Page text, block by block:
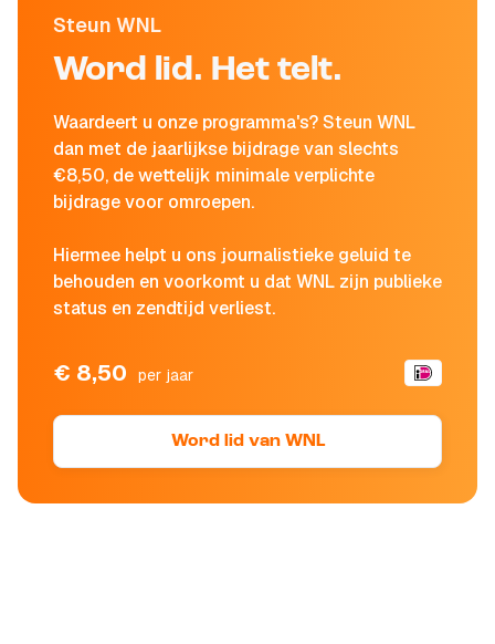
Steun WNL
Word lid. Het telt.
Waardeert u onze programma's? Steun WNL
dan met de jaarlijkse bijdrage van slechts
€8,50, de wettelijk minimale verplichte
bijdrage voor omroepen.
Hiermee helpt u ons journalistieke geluid te
behouden en voorkomt u dat WNL zijn publieke
status en zendtijd verliest.
€ 8,50 per jaar
Word lid van WNL